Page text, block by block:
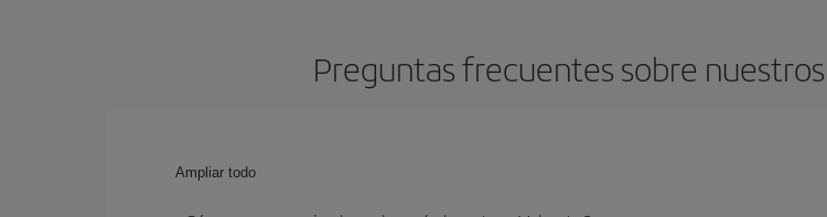
Preguntas frecuentes sobre
Ampliar todo